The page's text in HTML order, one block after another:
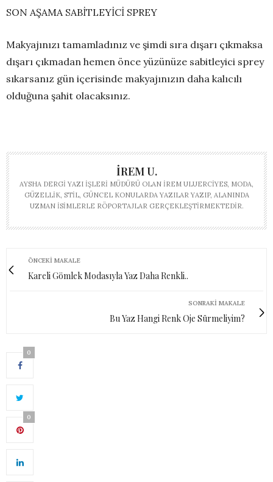
SON AŞAMA SABİTLEYİCİ SPREY
Makyajınızı tamamladınız ve şimdi sıra dışarı çıkmaksa
dışarı çıkmadan hemen önce yüzünüze sabitleyici sprey
sıkarsanız gün içerisinde makyajınızın daha kalıcılı
olduğuna şahit olacaksınız.
İREM U.
AYSHA DERGI YAZI İŞLERI MÜDÜRÜ OLAN İREM ULUERCIYES, MODA,
GÜZELLIK, STIL, GÜNCEL KONULARDA YAZILAR YAZIP, ALANINDA
UZMAN ISIMLERLE RÖPORTAJLAR GERÇEKLEŞTIRMEKTEDIR.
ÖNCEKI MAKALE
Kareli Gömlek Modasıyla Yaz Daha Renkli..
SONRAKI MAKALE
Bu Yaz Hangi Renk Oje Sürmeliyim?
0
0